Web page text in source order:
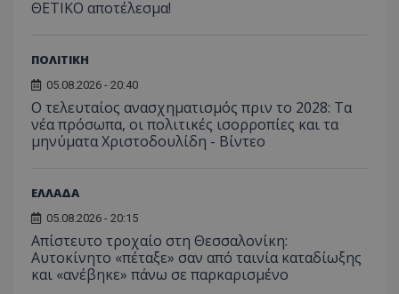
ΘΕΤΙΚΟ αποτέλεσμα!
ΠΟΛΙΤΙΚΗ
05.08.2026 - 20:40
Ο τελευταίος ανασχηματισμός πριν το 2028: Τα
νέα πρόσωπα, οι πολιτικές ισορροπίες και τα
μηνύματα Χριστοδουλίδη - Βίντεο
ΕΛΛΑΔΑ
05.08.2026 - 20:15
Απίστευτο τροχαίο στη Θεσσαλονίκη:
Αυτοκίνητο «πέταξε» σαν από ταινία καταδίωξης
και «ανέβηκε» πάνω σε παρκαρισμένο